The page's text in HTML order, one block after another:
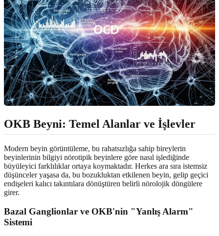
OKB Beyni: Temel Alanlar ve İşlevler
Modern beyin görüntüleme, bu rahatsızlığa sahip bireylerin
beyinlerinin bilgiyi nörotipik beyinlere göre nasıl işlediğinde
büyüleyici farklılıklar ortaya koymaktadır. Herkes ara sıra istemsiz
düşünceler yaşasa da, bu bozukluktan etkilenen beyin, gelip geçici
endişeleri kalıcı takıntılara dönüştüren belirli nörolojik döngülere
girer.
Bazal Ganglionlar ve OKB'nin "Yanlış Alarm"
Sistemi